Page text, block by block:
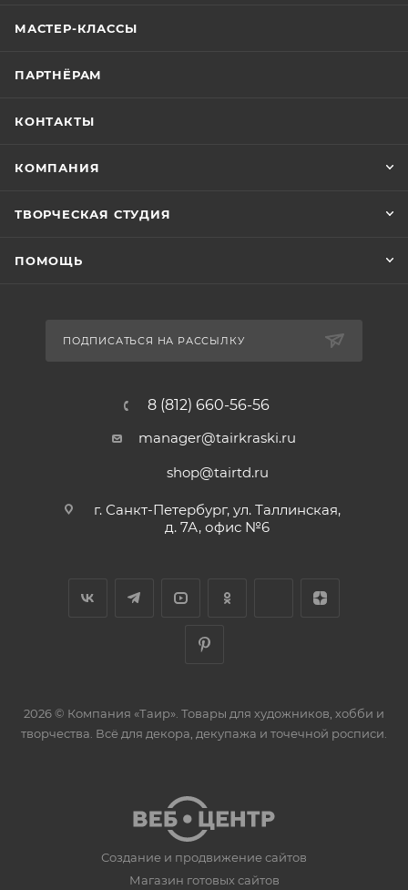
МАСТЕР-КЛАССЫ
ПАРТНЁРАМ
КОНТАКТЫ
КОМПАНИЯ
ТВОРЧЕСКАЯ СТУДИЯ
ПОМОЩЬ
ПОДПИСАТЬСЯ НА РАССЫЛКУ
8 (812) 660-56-56
manager@tairkraski.ru
shop@tairtd.ru
г. Санкт-Петербург, ул. Таллинская,
д. 7А, офис №6
2026 © Компания «Таир». Товары для художников, хобби и
творчества. Всё для декора, декупажа и точечной росписи.
Создание и продвижение сайтов
Магазин готовых сайтов